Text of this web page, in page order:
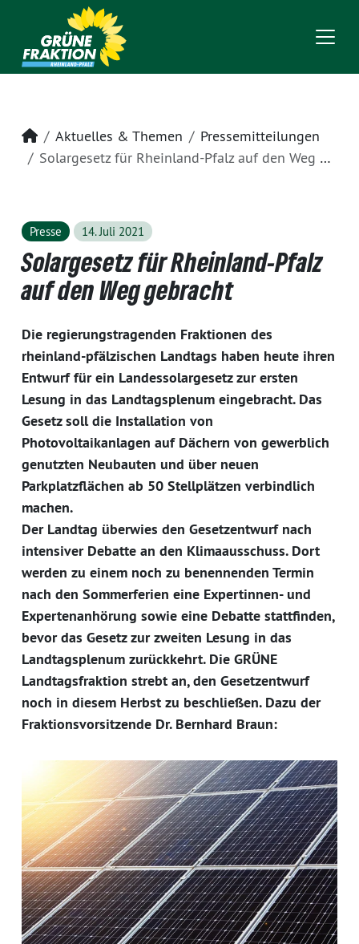
Startseite
Aktuelles & Themen
Pressemitteilungen
Solargesetz für Rheinland-Pfalz auf den Weg gebracht
Presse 14. Juli 2021
Solargesetz für Rheinland-Pfalz
auf den Weg gebracht
Die regierungstragenden Fraktionen des
rheinland-pfälzischen Landtags haben heute ihren
Entwurf für ein Landessolargesetz zur ersten
Lesung in das Landtagsplenum eingebracht. Das
Gesetz soll die Installation von
Photovoltaikanlagen auf Dächern von gewerblich
genutzten Neubauten und über neuen
Parkplatzflächen ab 50 Stellplätzen verbindlich
machen.
Der Landtag überwies den Gesetzentwurf nach
intensiver Debatte an den Klimaausschuss. Dort
werden zu einem noch zu benennenden Termin
nach den Sommerferien eine Expertinnen- und
Expertenanhörung sowie eine Debatte stattfinden,
bevor das Gesetz zur zweiten Lesung in das
Landtagsplenum zurückkehrt. Die GRÜNE
Landtagsfraktion strebt an, den Gesetzentwurf
noch in diesem Herbst zu beschließen. Dazu der
Fraktionsvorsitzende Dr. Bernhard Braun: